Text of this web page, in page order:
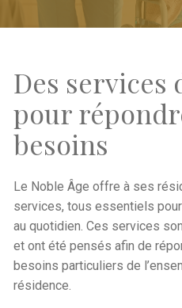
Des services
pour
besoins
Le Noble Âge offre à ses
services, tous essentiels
au quotidien. Ces services
et ont été pensés afin de
besoins particuliers de
résidence.